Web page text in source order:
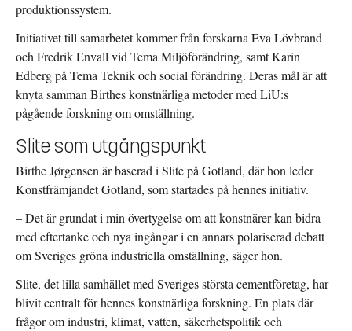
produktionssystem.
Initiativet till samarbetet kommer från forskarna Eva Lövbrand
och Fredrik Envall vid Tema Miljöförändring, samt Karin
Edberg på Tema Teknik och social förändring. Deras mål är att
knyta samman Birthes konstnärliga metoder med LiU:s
pågående forskning om omställning.
Slite som utgångspunkt
Birthe Jørgensen är baserad i Slite på Gotland, där hon leder
Konstfrämjandet Gotland, som startades på hennes initiativ.
– Det är grundat i min övertygelse om att konstnärer kan bidra
med eftertanke och nya ingångar i en annars polariserad debatt
om Sveriges gröna industriella omställning, säger hon.
Slite, det lilla samhället med Sveriges största cementföretag, har
blivit centralt för hennes konstnärliga forskning. En plats där
frågor om industri, klimat, vatten, säkerhetspolitik och